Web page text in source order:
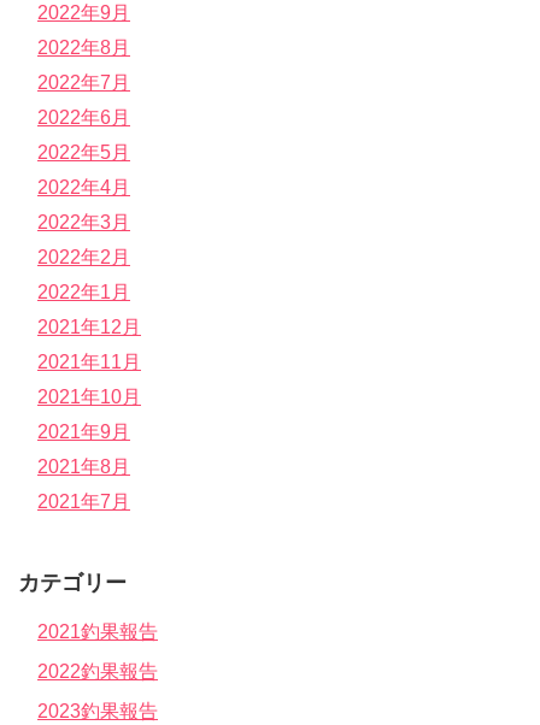
2022年9月
2022年8月
2022年7月
2022年6月
2022年5月
2022年4月
2022年3月
2022年2月
2022年1月
2021年12月
2021年11月
2021年10月
2021年9月
2021年8月
2021年7月
カテゴリー
2021釣果報告
2022釣果報告
2023釣果報告